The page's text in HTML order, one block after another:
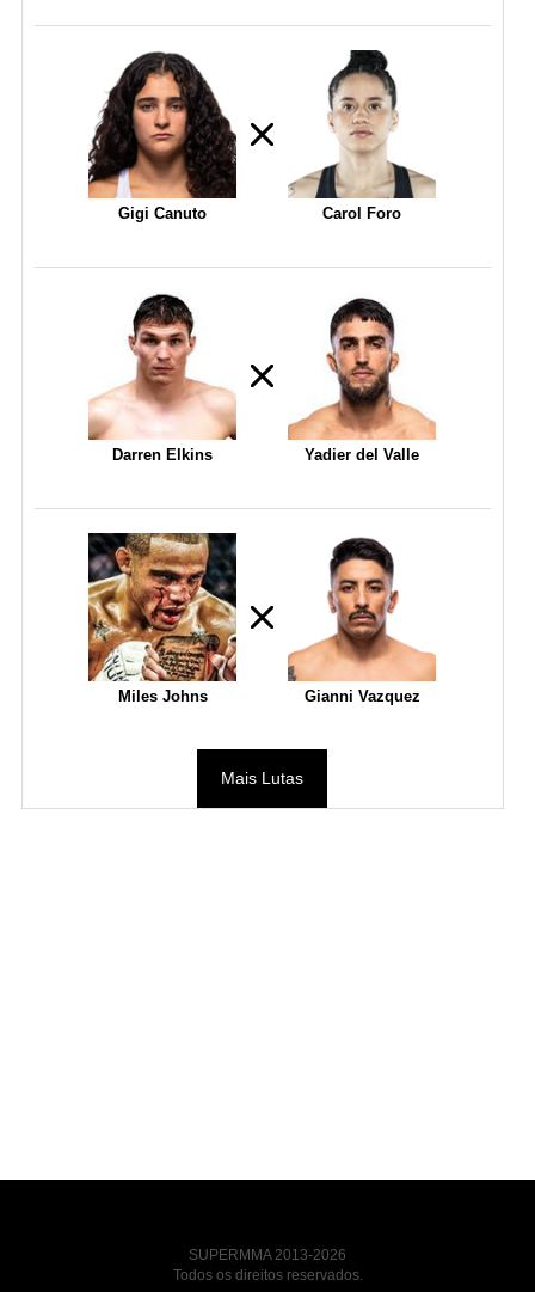
Gigi Canuto Carol Foro
Darren Elkins Yadier del Valle
Miles Johns Gianni Vazquez
Mais Lutas
SUPERMMA 2013-2026
Todos os direitos reservados.